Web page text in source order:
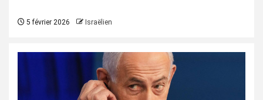
5 février 2026 Israëlien